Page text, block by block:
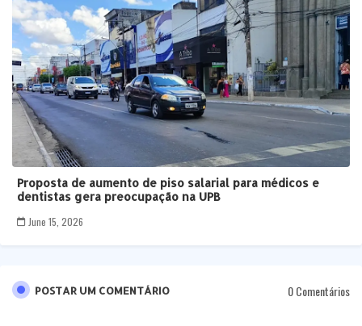
Proposta de aumento de piso salarial para médicos e
dentistas gera preocupação na UPB
June 15, 2026
POSTAR UM COMENTÁRIO 0 Comentários